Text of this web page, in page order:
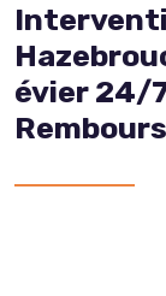
évier 24/